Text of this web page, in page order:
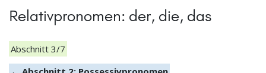
Relativpronomen: der, die, das
Abschnitt 3/7